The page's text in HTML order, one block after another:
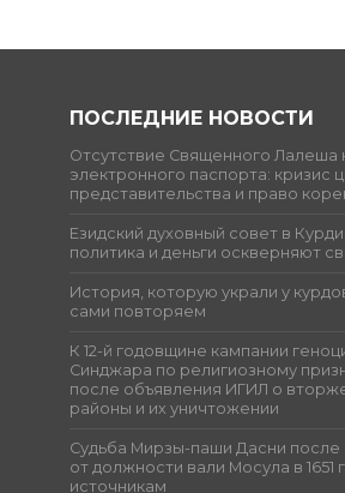
ПОСЛЕДНИЕ НОВОСТИ
Отсутствие Священного Лалеша
электронного паспорта: кризис
представительства и право
Езидский духовный совет в
политика и деньги оскверняют
История, которую украли у
сами повторяем
К 12-й годовщине кампании
Синджара по религиозному
после объявления ИГИЛ о
районы и их уничтожении
Судьба Мирзы-паши Дасни после
от должности вали Мосула в 1651
источникам